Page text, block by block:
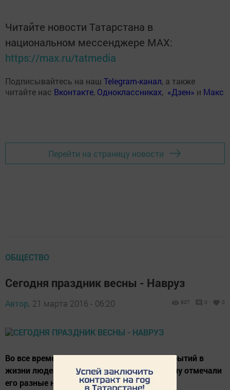
Читайте новости Татарстана в
национальном мессенджере MАХ:
https://max.ru/tatmedia
Подписывайтесь на наш Telegram-канал, а также
читайте нас Вконтакте, Одноклассниках, «Дзен» и Макс
Перейти на страницу новости
ОБЩЕСТВО
Сегодня праздник весны - Навруз
Автор, 21 марта 2016 - 06:20 807 0 0
Во все времена среди самых радостных событий в
жизни людей был приход весны. По-разному отмечали
его разные народы. Но все - как праздник